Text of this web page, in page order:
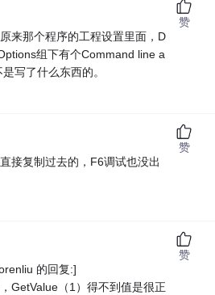
来那个程序的工程设置里面，D
组下有个Command line a
写了什么东西的。
赞
接复制过去的，F6调试也没出
赞
的回复:]
GetValue（1）得不到值是很正
赞